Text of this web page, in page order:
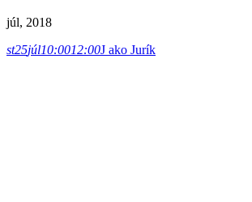
júl, 2018
st25júl10:0012:00J ako Jurík